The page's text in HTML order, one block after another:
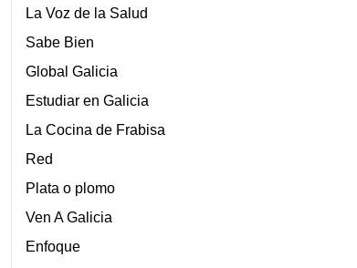
La Voz de la Salud
Sabe Bien
Global Galicia
Estudiar en Galicia
La Cocina de Frabisa
Red
Plata o plomo
Ven A Galicia
Enfoque